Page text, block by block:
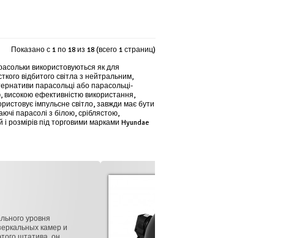
Показано с 1 по 18 из 18 (всего 1 страниц)
використовуються як для
відбитого світла з нейтральним,
парасольці або парасольці-
високою ефективністю використання,
імпульсне світло, завжди має бути
парасолі з білою, сріблястою,
розмірів під торговими марками Hyundae
Флуоресцентный фотоосветитель Mircopro FL-102 -
одну лампу мощностью 28 Вт. Светоотдача